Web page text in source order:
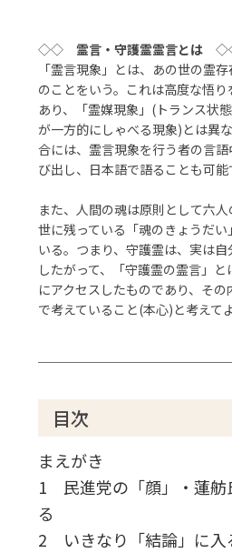
◇◇霊言・守護霊霊言とは
「霊言現象」とは、あの世の霊
のことをいう。これは高度な悟
あり、「霊媒現象」(トランス状
が一方的にしゃべる現象)とは異
合には、霊言現象を行う者の言
び出し、日本語で語ることも可能
また、人間の魂は原則として六
世に残っている「魂のきょうだ
いる。つまり、守護霊は、実は自
したがって、「守護霊の霊言」
にアクセスしたものであり、そ
で考えていること(本心)と考えてよ
目次
まえがき
1 民進党の「顔」・蓮舫
る
2 いきなり「結論」に入